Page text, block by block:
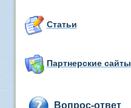
Статьи
Партнерские сайты
Вопрос-ответ